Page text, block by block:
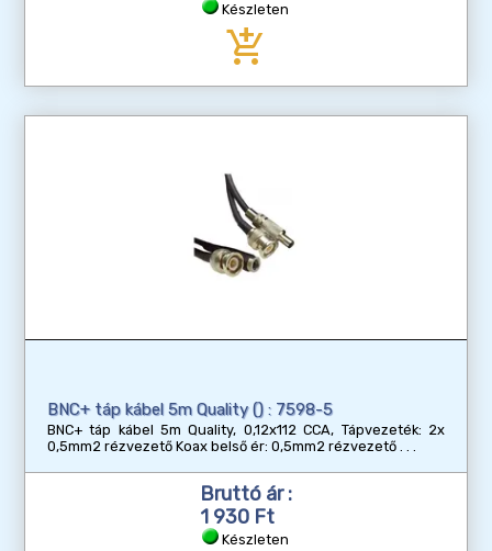
Készleten
add_shopping_cart
BNC+ táp kábel 5m Quality () : 7598-5
BNC+ táp kábel 5m Quality, 0,12x112 CCA, Tápvezeték: 2x
0,5mm2 rézvezető Koax belső ér: 0,5mm2 rézvezető
Bruttó ár :
1 930 Ft
Készleten